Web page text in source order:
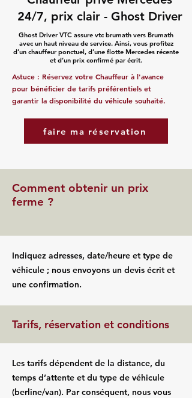
24/7, prix clair - Ghost Driver
Ghost Driver VTC assure vtc brumath vers Brumath
avec un haut niveau de service. Ainsi, vous profitez
d’un chauffeur ponctuel, d’une flotte Mercedes récente
et d’un prix confirmé par écrit.
Astuce : Réservez votre Chauffeur à l'avance
pour bénéficier de tarifs préférentiels et
garantir la disponibilité du véhicule souhaité.
faire ma réservation
Comment obtenir un prix
ferme ?
Indiquez adresses, date/heure et type de
véhicule ; nous envoyons un devis écrit et
une confirmation.
Tarifs, réservation et conditions
Les tarifs dépendent de la distance, du
temps d’attente et du type de véhicule
(berline/van). Par conséquent, nous vous